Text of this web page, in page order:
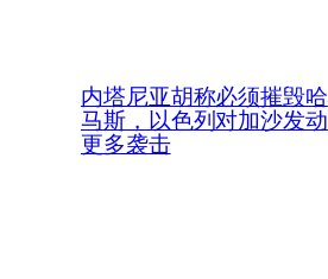
内塔尼亚胡称必须摧毁哈
马斯，以色列对加沙发动
更多袭击